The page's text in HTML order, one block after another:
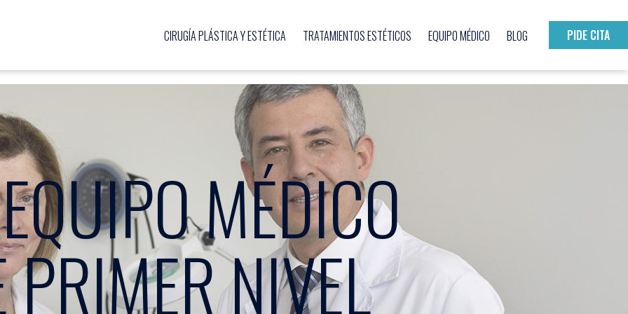
PIDE CITA
CIRUGÍA PLÁSTICA Y ESTÉTICA TRATAMIENTOS ESTÉTICOS EQUIPO MÉDICO BLOG
MÉDICO
PRIMER NIVEL